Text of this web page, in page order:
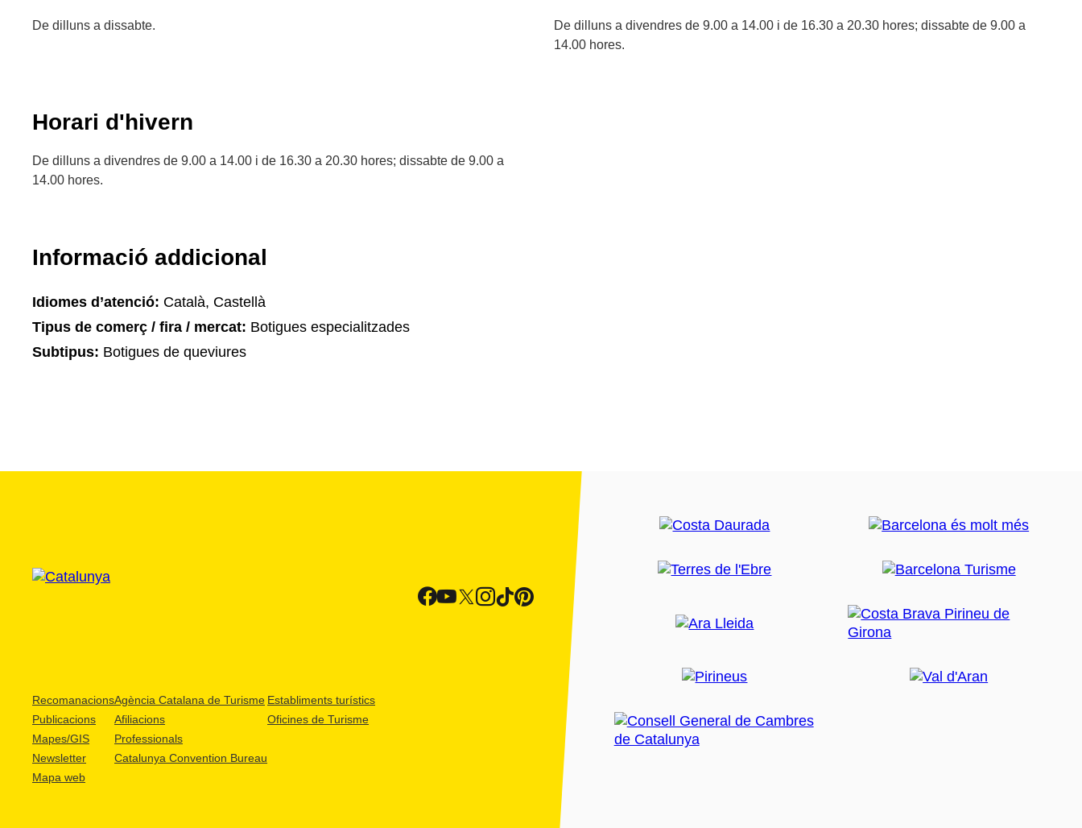
De dilluns a dissabte.
De dilluns a divendres de 9.00 a 14.00 i de 16.30 a 20.30 hores; dissabte de 9.00 a
14.00 hores.
Horari d'hivern
De dilluns a divendres de 9.00 a 14.00 i de 16.30 a 20.30 hores; dissabte de 9.00 a
14.00 hores.
Informació addicional
Idiomes d’atenció: Català, Castellà
Tipus de comerç / fira / mercat: Botigues especialitzades
Subtipus: Botigues de queviures
Recomanacions
Publicacions
Mapes/GIS
Newsletter
Mapa web
Agència Catalana de Turisme
Afiliacions
Professionals
Catalunya Convention Bureau
Establiments turístics
Oficines de Turisme